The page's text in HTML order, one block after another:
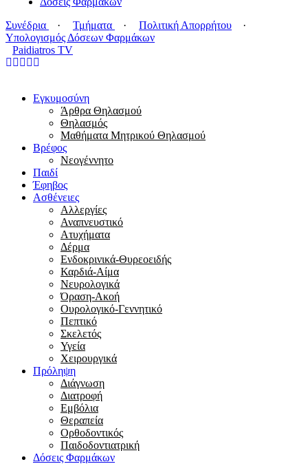
Συνέδρια
· Τμήματα · Πολιτική Απορρήτου
·
Υπολογισμός Δόσεων Φαρμάκων
Paidiatros TV
Εγκυμοσύνη
Άρθρα Θηλασμού
Θηλασμός
Μαθήματα Μητρικού Θηλασμού
Βρέφος
Νεογέννητο
Παιδί
Έφηβος
Ασθένειες
Αλλεργίες
Αναπνευστικό
Ατυχήματα
Δέρμα
Ενδοκρινικά-Θυρεοειδής
Καρδιά-Αίμα
Νευρολογικά
Όραση-Ακοή
Ουρολογικό-Γεννητικό
Πεπτικό
Σκελετός
Υγεία
Χειρουργικά
Πρόληψη
Διάγνωση
Διατροφή
Εμβόλια
Θεραπεία
Ορθοδοντικός
Παιδοδοντιατρική
Δόσεις Φαρμάκων